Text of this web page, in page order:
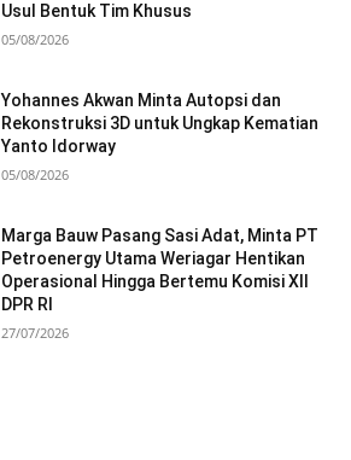
Usul Bentuk Tim Khusus
05/08/2026
Yohannes Akwan Minta Autopsi dan
Rekonstruksi 3D untuk Ungkap Kematian
Yanto Idorway
05/08/2026
Marga Bauw Pasang Sasi Adat, Minta PT
Petroenergy Utama Weriagar Hentikan
Operasional Hingga Bertemu Komisi XII
DPR RI
27/07/2026